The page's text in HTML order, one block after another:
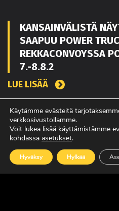
KANSAINVÄLISTÄ
SAAPUU POWER
REKKACONVOYSSA
7.-8.8.2
LUE LISÄÄ
TOUKO KAAKKO
MYYNTIÄ
LUE LISÄÄ
Käytämme evästeitä
verkkosivustollamme.
Voit lukea lisää käyttämistämme
kohdassa asetukset.
Hyväksy Hylkää